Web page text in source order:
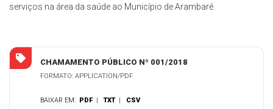
serviços na área da saúde ao Município de Arambaré.
CHAMAMENTO PÚBLICO Nº 001/2018
FORMATO: APPLICATION/PDF
BAIXAR EM: PDF |TXT | CSV